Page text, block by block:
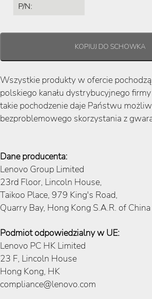
P/N:
Wszystkie produkty w ofercie
polskiego kanału dystrybucyjnego
takie pochodzenie daje Państwu
bezproblemowego skorzystania z
Dane producenta:
Lenovo Group Limited
23rd Floor, Lincoln House,
Taikoo Place, 979 King's Road,
Quarry Bay, Hong Kong S.A.R. of China
Podmiot odpowiedzialny w UE:
Lenovo PC HK Limited
23 F, Lincoln House
Hong Kong, HK
compliance@lenovo.com